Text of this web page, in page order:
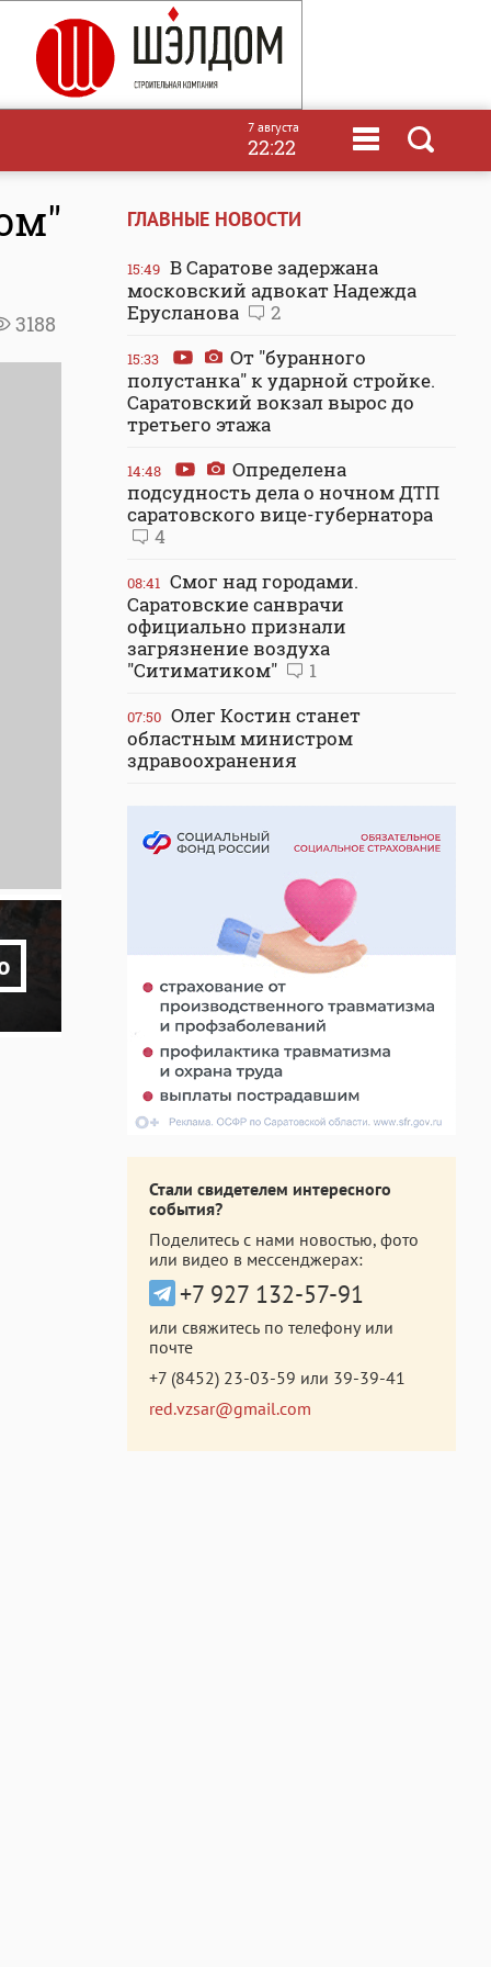
7 августа
22:22
3188
ГЛАВНЫЕ НОВОСТИ
15:49 В Саратове задержана
московский адвокат Надежда
Ерусланова
2
15:33
От "буранного
полустанка" к ударной стройке.
Саратовский вокзал вырос до
третьего этажа
14:48
Определена
подсудность дела о ночном ДТП
саратовского вице-губернатора
4
08:41 Смог над городами.
Саратовские санврачи
официально признали
загрязнение воздуха
"Ситиматиком"
1
07:50 Олег Костин станет
областным министром
здравоохранения
Стали свидетелем интересного
события?
Поделитесь с нами новостью, фото
или видео в мессенджерах:
+7 927 132-57-91
или свяжитесь по телефону или
почте
+7 (8452) 23-03-59 или 39-39-41
red.vzsar@gmail.com